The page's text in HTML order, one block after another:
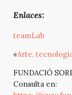
Enlaces:
teamLab
«Arte,
FUNDACIÓ
Consulta en: